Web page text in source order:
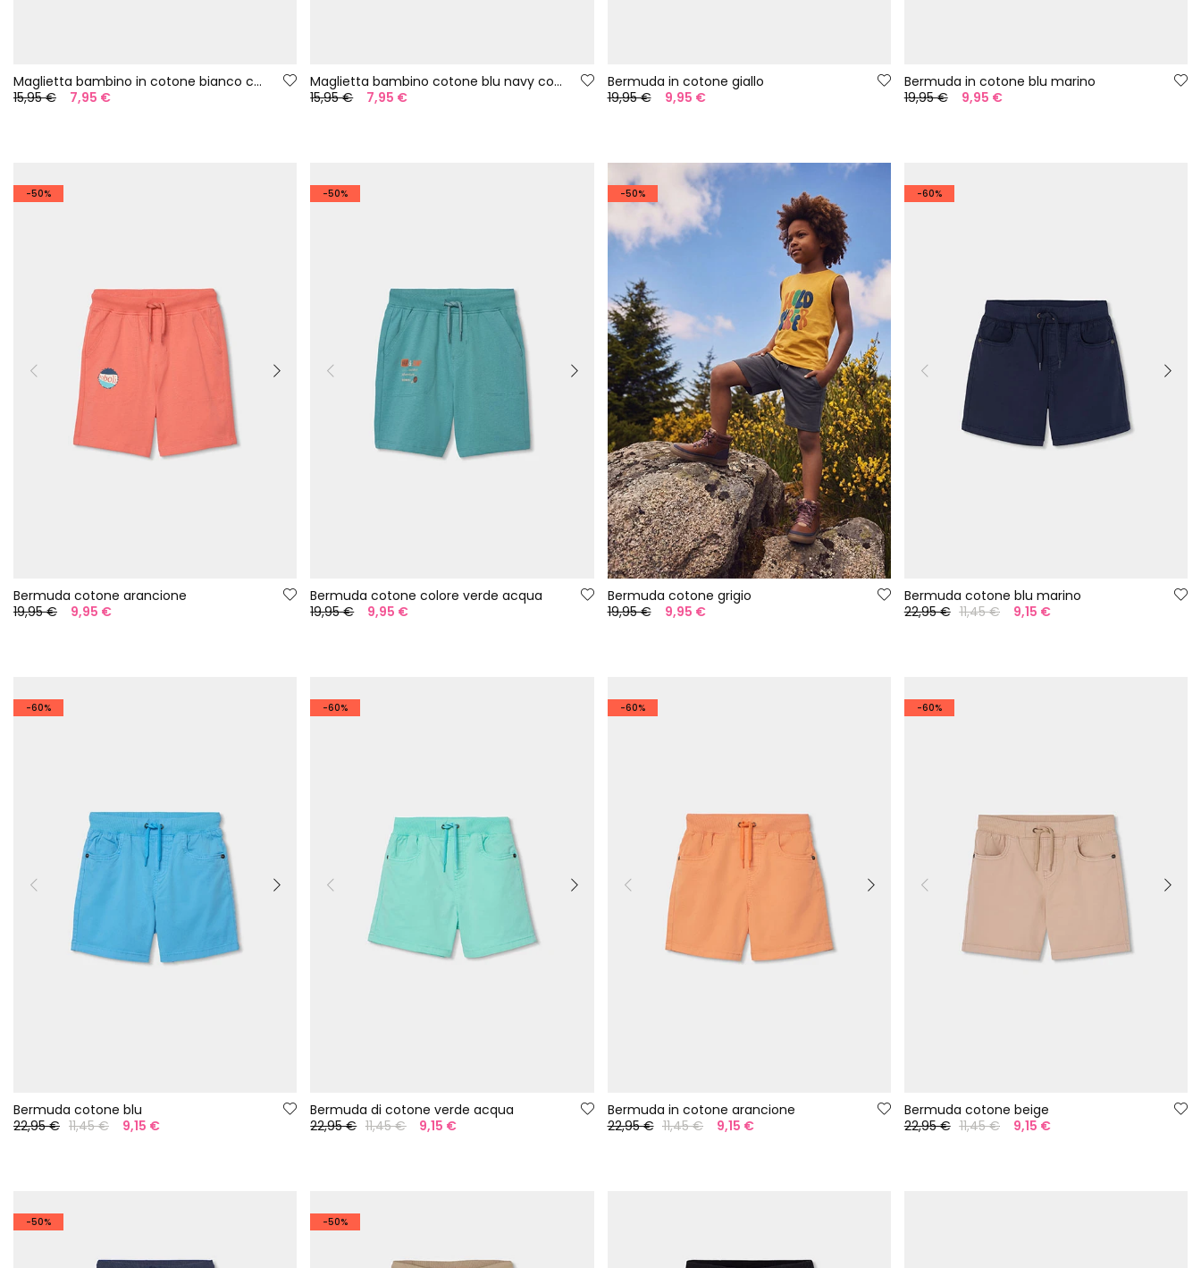
Maglietta bambino in cotone bianco coccodrillo
15,95 €
7,95 €
Maglietta bambino cotone blu navy con leone
15,95 €
7,95 €
Bermuda in cotone giallo
19,95 €
9,95 €
Bermuda in cotone blu marino
19,95 €
9,95 €
-50%
Bermuda cotone arancione
19,95 €
9,95 €
-50%
Bermuda cotone colore verde acqua
19,95 €
9,95 €
-50%
Bermuda cotone grigio
19,95 €
9,95 €
-60%
Bermuda cotone blu marino
22,95 € 11,45 € 9,15 €
-60%
Bermuda cotone blu
22,95 € 11,45 € 9,15 €
-60%
Bermuda di cotone verde acqua
22,95 € 11,45 € 9,15 €
-60%
Bermuda in cotone arancione
22,95 € 11,45 € 9,15 €
-60%
Bermuda cotone beige
22,95 € 11,45 € 9,15 €
-50% -50%